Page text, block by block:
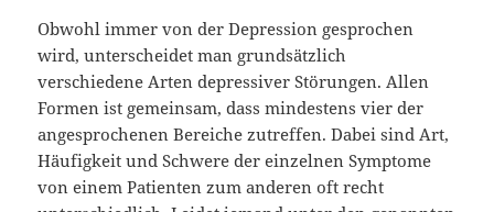
Obwohl immer von der Depression gesprochen
wird, unterscheidet man grundsätzlich
verschiedene Arten depressiver Störungen. Allen
Formen ist gemeinsam, dass mindestens vier der
angesprochenen Bereiche zutreffen. Dabei sind Art,
Häufigkeit und Schwere der einzelnen Symptome
von einem Patienten zum anderen oft recht